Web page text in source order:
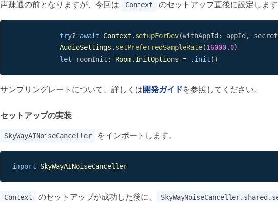
声疎通の前となりますが、今回は
Context のセットアップ直後に設定します
try? await Context . setupForDev(withAppId : appId ,
AudioSettings . setPreferredSampleRate(16000.0)
let roomInit : Room. InitOptions = . init ( )
サンプリングレートについて、詳しくは開発ガイドを参照してください。
セットアップの実装
SkyWayAINoiseCanceller をインポートします。
import SkyWayAINoiseCanceller
Context のセットアップが成功した後に、